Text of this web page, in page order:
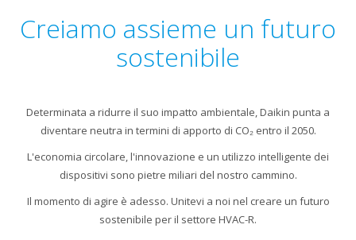
Creiamo assieme un futuro
sostenibile
Determinata a ridurre il suo impatto ambientale, Daikin punta a
diventare neutra in termini di apporto di CO₂ entro il 2050.
L'economia circolare, l'innovazione e un utilizzo intelligente dei
dispositivi sono pietre miliari del nostro cammino.
Il momento di agire è adesso. Unitevi a noi nel creare un futuro
sostenibile per il settore HVAC-R.